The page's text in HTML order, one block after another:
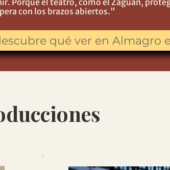
Porque el teatro, como el Zaguán,
con los brazos abiertos."
qué ver en Almagro